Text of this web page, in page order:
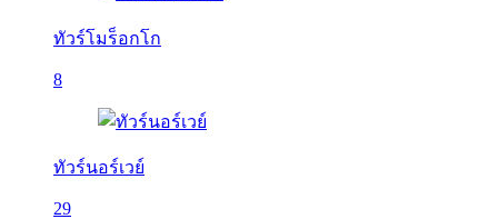
ทัวร์โมร็อกโก
8
ทัวร์นอร์เวย์
29